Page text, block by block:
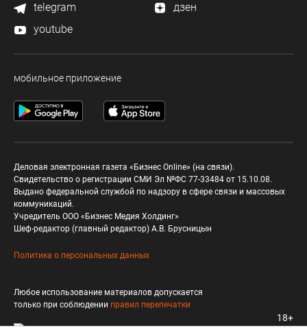
telegram
дзен
youtube
мобильное приложение
Деловая электронная газета «Бизнес Online» (на связи).
Свидетельство о регистрации СМИ Эл №ФС 77-33484 от 15.10.08.
Выдано федеральной службой по надзору в сфере связи и массовых
коммуникаций.
Учредитель ООО «Бизнес Медия Холдинг»
Шеф-редактор (главный редактор) А.В. Брусницын
Политика о персональных данных
Любое использование материалов допускается
только при соблюдении правил перепечатки
18+